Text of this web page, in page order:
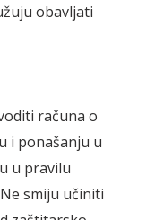
obavljati
računa o
i ponašanju u
u pravilu
smiju učiniti